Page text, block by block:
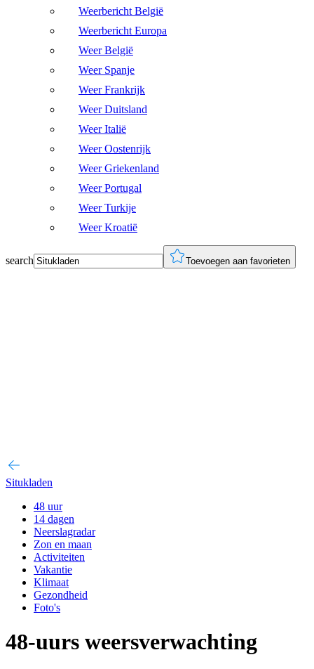
Weerbericht België
Weerbericht Europa
Weer België
Weer Spanje
Weer Frankrijk
Weer Duitsland
Weer Italië
Weer Oostenrijk
Weer Griekenland
Weer Portugal
Weer Turkije
Weer Kroatië
search Toevoegen aan favorieten
Situkladen
48 uur
14 dagen
Neerslagradar
Zon en maan
Activiteiten
Vakantie
Klimaat
Gezondheid
Foto's
48-uurs weersverwachting